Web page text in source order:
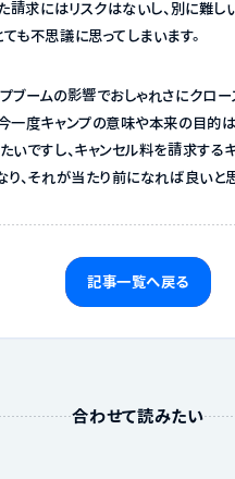
請求にはリスクはないし、別に難し
も不思議に思ってしまいます。
ブームの影響でおしゃれさにクロ
一度キャンプの意味や本来の目的
いですし、キャンセル料を請求する
り、それが当たり前になれば良いと
記事一覧へ戻る
合わせて読みたい